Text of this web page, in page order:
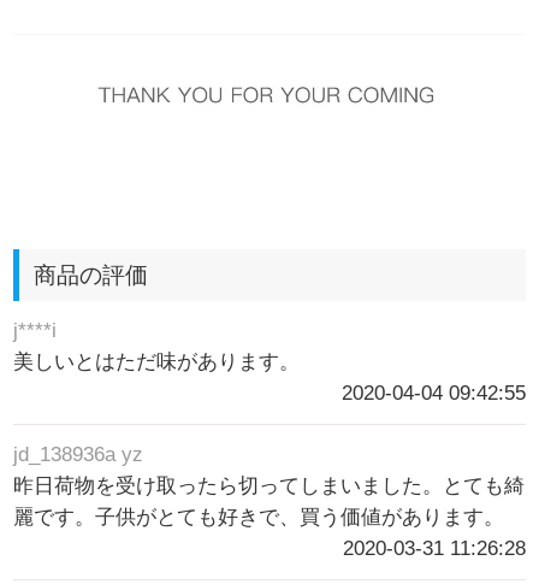
商品の評価
j****i
美しいとはただ味があります。
2020-04-04 09:42:55
jd_138936a yz
昨日荷物を受け取ったら切ってしまいました。とても綺
麗です。子供がとても好きで、買う価値があります。
2020-03-31 11:26:28